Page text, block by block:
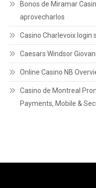
Bonos de Miramar
aprovecharlos
Casino Charlevoix login
Caesars Windsor
Online Casino NB
Casino de Montreal
Payments, Mobile &